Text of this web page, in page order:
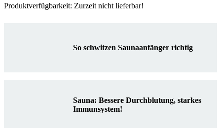
Produktverfügbarkeit: Zurzeit nicht lieferbar!
So schwitzen Saunaanfänger richtig
Sauna: Bessere Durchblutung, starkes
Immunsystem!